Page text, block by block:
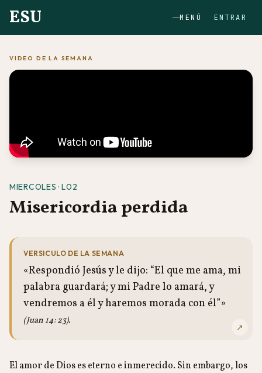
ESU MENÚ ENTRAR
VIDEO DE LA SEMANA
MIERCOLES · L02
Misericordia perdida
VERSICULO DE LA SEMANA
«Respondió Jesús y le dijo: “El que me ama, mi
palabra guardará; y mi Padre lo amará, y
vendremos a él y haremos morada con él”»
(Juan 14: 23).
↗
El amor de Dios es eterno e inmerecido. Sin embargo, los